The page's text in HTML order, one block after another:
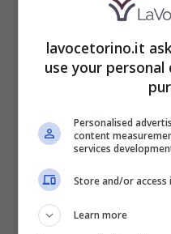
quelle stesse
FdI dovrebbero
sostenute. In uno
se non bastasse,
dimissioni
qualsiasi, infatti, le
sono proprio quelle
lavocetorino.it
use your
Personalised
content
services
Store and/or
Learn more